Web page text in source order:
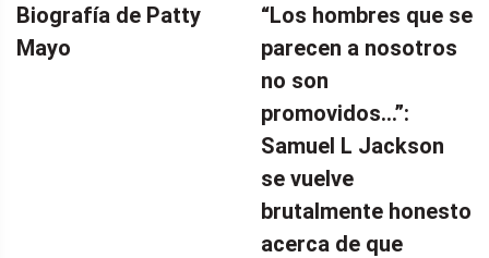
Biografía de Patty
Mayo
“Los hombres que se
parecen a nosotros
no son
promovidos…”:
Samuel L Jackson
se vuelve
brutalmente honesto
acerca de que